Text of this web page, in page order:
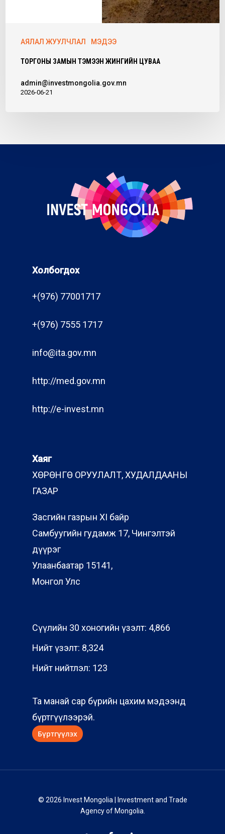
АЯЛАЛ ЖУУЛЧЛАЛ МЭДЭЭ
ТОРГОНЫ ЗАМЫН ТЭМЭЭН ЖИНГИЙН ЦУВАА
admin@investmongolia.gov.mn
2026-06-21
Холбогдох
+(976) 77001717
+(976) 7555 1717
info@ita.gov.mn
http://med.gov.mn
http://e-invest.mn
Хаяг
ХӨРӨНГӨ ОРУУЛАЛТ, ХУДАЛДААНЫ
ГАЗАР
Засгийн газрын XI байр
Самбуугийн гудамж 17, Чингэлтэй
дүүрэг
Улаанбаатар 15141,
Монгол Улс
Сүүлийн 30 хоногийн үзэлт: 4,866
Нийт үзэлт: 8,324
Нийт нийтлэл: 123
Та манай сар бүрийн цахим мэдээнд
бүртгүүлээрэй.
© 2026 Invest Mongolia | Investment and Trade
Agency of Mongolia.